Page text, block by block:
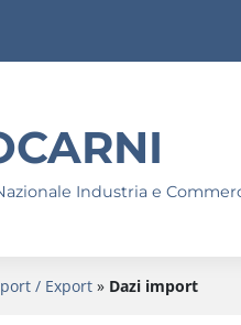
Industria e
/ Export » Dazi import